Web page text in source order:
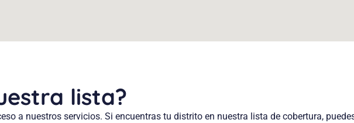
lista?
a nuestros servicios. Si encuentras tu distrito en nuestra lista de cobertura,